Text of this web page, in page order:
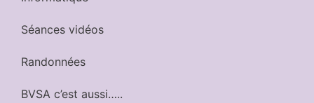
Séances vidéos
Randonnées
BVSA c’est aussi…..